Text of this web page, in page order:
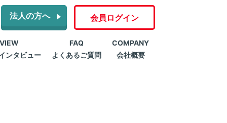
法人の方へ 会員ログイン
ンタビュー
FAQ
よくあるご質問
COMPANY
会社概要